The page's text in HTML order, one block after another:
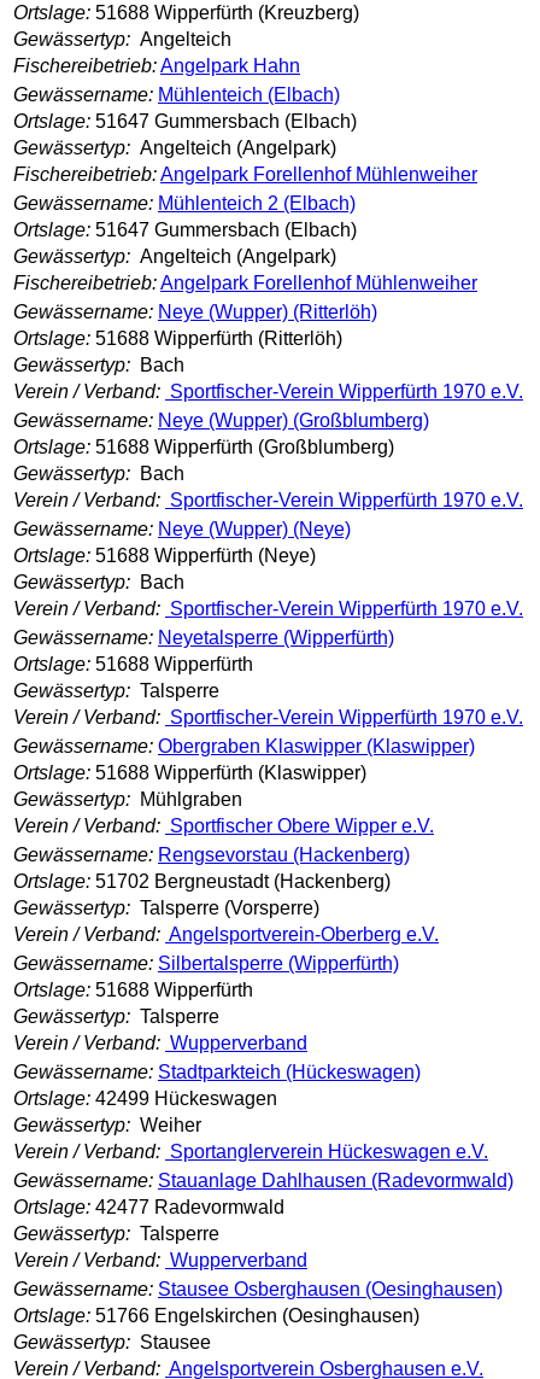
Ortslage: 51688 Wipperfürth (Kreuzberg)
Gewässertyp: Angelteich
Fischereibetrieb:Angelpark Hahn
Gewässername: Mühlenteich (Elbach)
Ortslage: 51647 Gummersbach (Elbach)
Gewässertyp: Angelteich (Angelpark)
Fischereibetrieb:Angelpark Forellenhof Mühlenweiher
Gewässername: Mühlenteich 2 (Elbach)
Ortslage: 51647 Gummersbach (Elbach)
Gewässertyp: Angelteich (Angelpark)
Fischereibetrieb:Angelpark Forellenhof Mühlenweiher
Gewässername: Neye (Wupper) (Ritterlöh)
Ortslage: 51688 Wipperfürth (Ritterlöh)
Gewässertyp: Bach
Verein / Verband: Sportfischer-Verein Wipperfürth 1970 e.V.
Gewässername: Neye (Wupper) (Großblumberg)
Ortslage: 51688 Wipperfürth (Großblumberg)
Gewässertyp: Bach
Verein / Verband: Sportfischer-Verein Wipperfürth 1970 e.V.
Gewässername: Neye (Wupper) (Neye)
Ortslage: 51688 Wipperfürth (Neye)
Gewässertyp: Bach
Verein / Verband: Sportfischer-Verein Wipperfürth 1970 e.V.
Gewässername: Neyetalsperre (Wipperfürth)
Ortslage: 51688 Wipperfürth
Gewässertyp: Talsperre
Verein / Verband: Sportfischer-Verein Wipperfürth 1970 e.V.
Gewässername: Obergraben Klaswipper (Klaswipper)
Ortslage: 51688 Wipperfürth (Klaswipper)
Gewässertyp: Mühlgraben
Verein / Verband: Sportfischer Obere Wipper e.V.
Gewässername: Rengsevorstau (Hackenberg)
Ortslage: 51702 Bergneustadt (Hackenberg)
Gewässertyp: Talsperre (Vorsperre)
Verein / Verband: Angelsportverein-Oberberg e.V.
Gewässername: Silbertalsperre (Wipperfürth)
Ortslage: 51688 Wipperfürth
Gewässertyp: Talsperre
Verein / Verband: Wupperverband
Gewässername: Stadtparkteich (Hückeswagen)
Ortslage: 42499 Hückeswagen
Gewässertyp: Weiher
Verein / Verband: Sportanglerverein Hückeswagen e.V.
Gewässername: Stauanlage Dahlhausen (Radevormwald)
Ortslage: 42477 Radevormwald
Gewässertyp: Talsperre
Verein / Verband: Wupperverband
Gewässername: Stausee Osberghausen (Oesinghausen)
Ortslage: 51766 Engelskirchen (Oesinghausen)
Gewässertyp: Stausee
Verein / Verband: Angelsportverein Osberghausen e.V.